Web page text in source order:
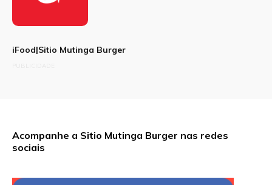
iFood|Sitio Mutinga Burger
Acompanhe a Sitio Mutinga Burger nas redes
sociais